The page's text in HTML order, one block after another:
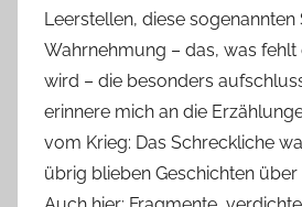
Leerstellen, diese
Wahrnehmung – das, was
wird – die besonders
erinnere mich an die
vom Krieg: Das Schreckliche
übrig blieben Geschichten